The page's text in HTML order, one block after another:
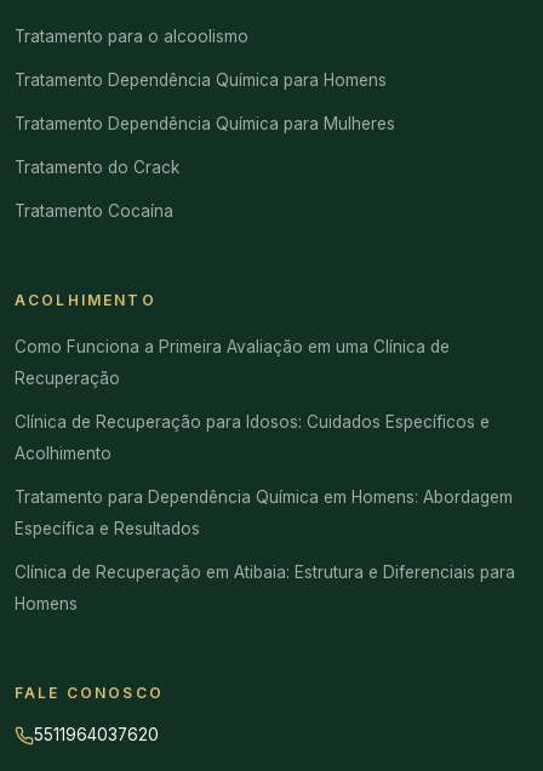
Tratamento para o alcoolismo
Tratamento Dependência Química para Homens
Tratamento Dependência Química para Mulheres
Tratamento do Crack
Tratamento Cocaína
ACOLHIMENTO
Como Funciona a Primeira Avaliação em uma Clínica de
Recuperação
Clínica de Recuperação para Idosos: Cuidados Específicos e
Acolhimento
Tratamento para Dependência Química em Homens: Abordagem
Específica e Resultados
Clínica de Recuperação em Atibaia: Estrutura e Diferenciais para
Homens
FALE CONOSCO
5511964037620